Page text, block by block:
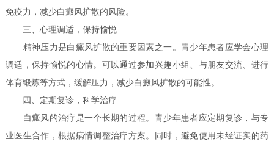
免疫力，减少白癜风扩散的风险。
三、心理调适，保持愉悦
精神压力是白癜风扩散的重要因素之一。青少年患者应学会心理
调适，保持愉悦的心情。可以通过参加兴趣小组、与朋友交流、进行
体育锻炼等方式，缓解压力，减少白癜风扩散的可能性。
四、定期复诊，科学治疗
白癜风的治疗是一个长期的过程。青少年患者应定期复诊，与专
业医生合作，根据病情调整治疗方案。同时，避免使用未经证实的药